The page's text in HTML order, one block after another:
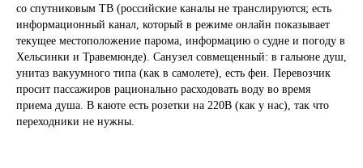
со спутниковым ТВ (российские каналы не транслируются; есть
информационный канал, который в режиме онлайн показывает
текущее местоположение парома, информацию о судне и погоду в
Хельсинки и Травемюнде). Санузел совмещенный: в гальюне душ,
унитаз вакуумного типа (как в самолете), есть фен. Перевозчик
просит пассажиров рационально расходовать воду во время
приема душа. В каюте есть розетки на 220В (как у нас), так что
переходники не нужны.